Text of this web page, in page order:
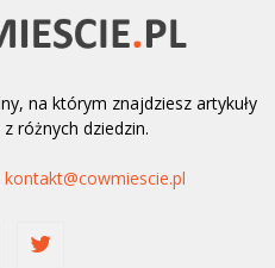
na którym znajdziesz artykuły
różnych dziedzin.
kontakt@cowmiescie.pl